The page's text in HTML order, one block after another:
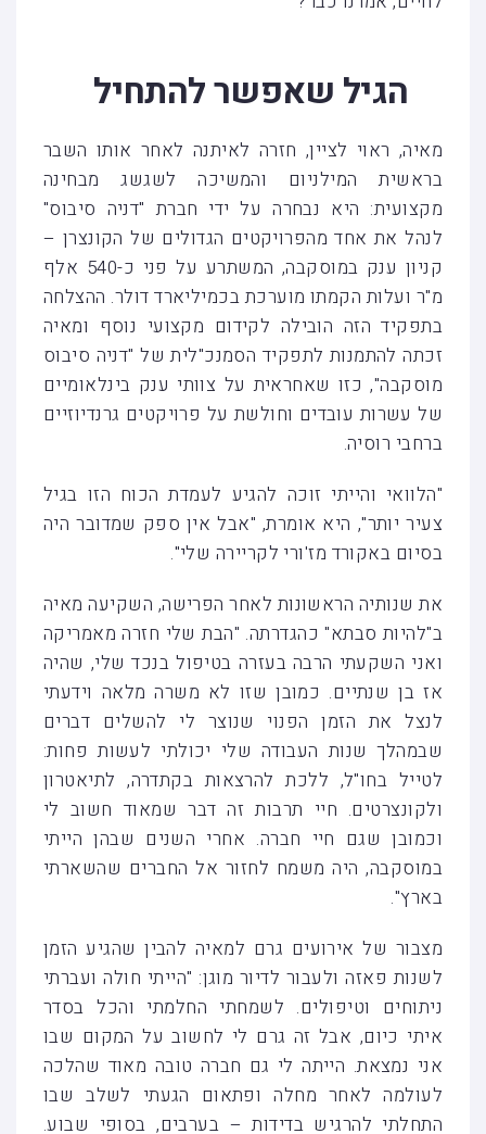
הגיל שאפשר להתחיל
מאיה, ראוי לציין, חזרה לאיתנה לאחר אותו השבר
בראשית המילניום והמשיכה לשגשג מבחינה
מקצועית: היא נבחרה על ידי חברת "דניה סיבוס"
לנהל את אחד מהפרויקטים הגדולים של הקונצרן –
קניון ענק במוסקבה, המשתרע על פני כ-540 אלף
מ"ר ועלות הקמתו מוערכת בכמיליארד דולר. ההצלחה
בתפקיד הזה הובילה לקידום מקצועי נוסף ומאיה
זכתה להתמנות לתפקיד הסמנכ"לית של "דניה סיבוס
מוסקבה", כזו שאחראית על צוותי ענק בינלאומיים
של עשרות עובדים וחולשת על פרויקטים גרנדיוזיים
ברחבי רוסיה.
"הלוואי והייתי זוכה להגיע לעמדת הכוח הזו בגיל
צעיר יותר", היא אומרת, "אבל אין ספק שמדובר היה
בסיום באקורד מז'ורי לקריירה שלי".
את שנותיה הראשונות לאחר הפרישה, השקיעה מאיה
ב"להיות סבתא" כהגדרתה. "הבת שלי חזרה מאמריקה
ואני השקעתי הרבה בעזרה בטיפול בנכד שלי, שהיה
אז בן שנתיים. כמובן שזו לא משרה מלאה וידעתי
לנצל את הזמן הפנוי שנוצר לי להשלים דברים
שבמהלך שנות העבודה שלי יכולתי לעשות פחות:
לטייל בחו"ל, ללכת להרצאות בקתדרה, לתיאטרון
ולקונצרטים. חיי תרבות זה דבר שמאוד חשוב לי
וכמובן שגם חיי חברה. אחרי השנים שבהן הייתי
במוסקבה, היה משמח לחזור אל החברים שהשארתי
בארץ".
מצבור של אירועים גרם למאיה להבין שהגיע הזמן
לשנות פאזה ולעבור לדיור מוגן: "הייתי חולה ועברתי
ניתוחים וטיפולים. לשמחתי החלמתי והכל בסדר
איתי כיום, אבל זה גרם לי לחשוב על המקום שבו
אני נמצאת. הייתה לי גם חברה טובה מאוד שהלכה
לעולמה לאחר מחלה ופתאום הגעתי לשלב שבו
התחלתי להרגיש בדידות – בערבים, בסופי שבוע.